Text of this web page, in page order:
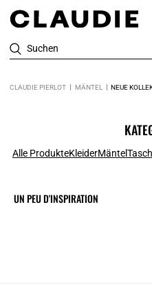
Suchen
CLAUDIE PIERLOT MÄNTEL NEUE
Alle ProdukteKleiderMäntel
UN PEU D'INSPIRATION